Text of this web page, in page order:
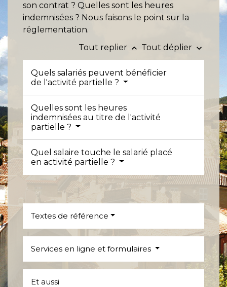
son contrat ? Quelles sont les heures
indemnisées ? Nous faisons le point sur la
réglementation.
Tout replier keyboard_arrow_up Tout déplier keyboard_arrow_down
Quels salariés peuvent bénéficier
de l'activité partielle ?
Quelles sont les heures
indemnisées au titre de l'activité
partielle ?
Quel salaire touche le salarié placé
en activité partielle ?
Textes de référence
Services en ligne et formulaires
Et aussi